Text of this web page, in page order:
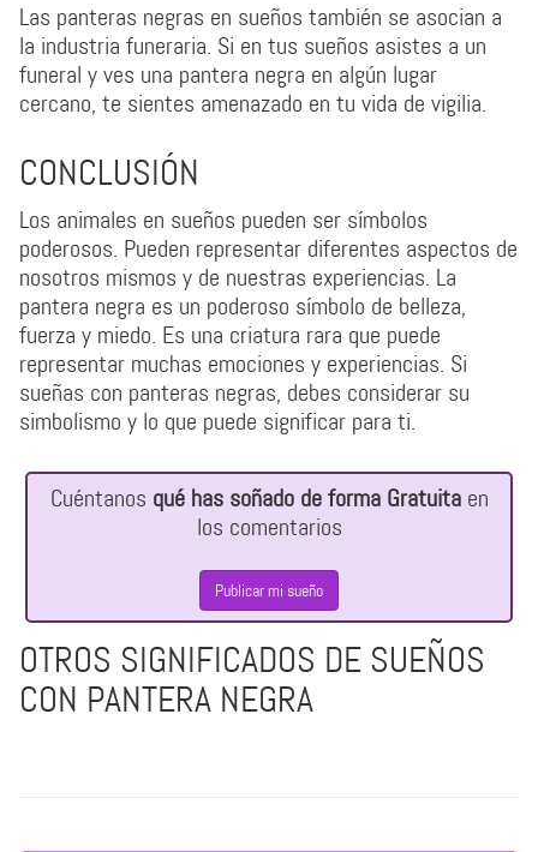
Las panteras negras en sueños también se asocian a
la industria funeraria. Si en tus sueños asistes a un
funeral y ves una pantera negra en algún lugar
cercano, te sientes amenazado en tu vida de vigilia.
CONCLUSIÓN
Los animales en sueños pueden ser símbolos
poderosos. Pueden representar diferentes aspectos de
nosotros mismos y de nuestras experiencias. La
pantera negra es un poderoso símbolo de belleza,
fuerza y miedo. Es una criatura rara que puede
representar muchas emociones y experiencias. Si
sueñas con panteras negras, debes considerar su
simbolismo y lo que puede significar para ti.
Cuéntanos qué has soñado de forma Gratuitaen
los comentarios
Publicar mi sueño
OTROS SIGNIFICADOS DE SUEÑOS
CON PANTERA NEGRA